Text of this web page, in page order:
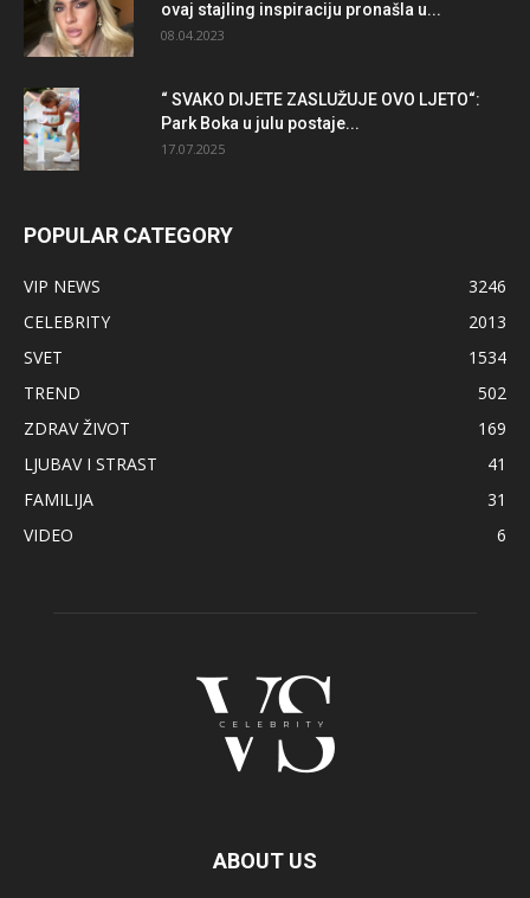
ovaj stajling inspiraciju pronašla u...
08.04.2023
“ SVAKO DIJETE ZASLUŽUJE OVO LJETO“:
Park Boka u julu postaje...
17.07.2025
POPULAR CATEGORY
VIP NEWS
3246
CELEBRITY
2013
SVET
1534
TREND
502
ZDRAV ŽIVOT
169
LJUBAV I STRAST
41
FAMILIJA
31
VIDEO
6
ABOUT US